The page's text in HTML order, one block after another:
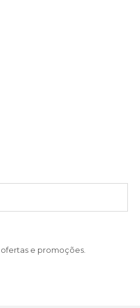
ofertas e promoções.